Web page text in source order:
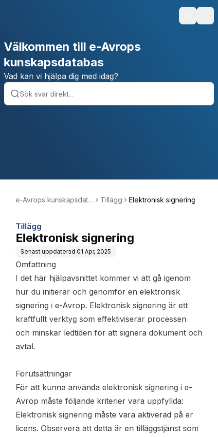
Search
Välkommen till e-Avrops
kunskapsdatabas
Vad kan vi hjälpa dig med idag?
e-Avrops kunskapsdata
Tillägg Elektronisk signering
Tillägg
Elektronisk signering
Senast uppdaterad 01 Apr, 2025
Omfattning
I det här hjälpavsnittet kommer vi att gå igenom
hur du initierar och genomför en elektronisk
signering i e-Avrop. Elektronisk signering är ett
kraftfullt verktyg som effektiviserar processen
och minskar ledtiden för att signera dokument och
avtal.
Förutsättningar
För att kunna använda elektronisk signering i e-
Avrop måste följande kriterier vara uppfyllda:
Elektronisk signering måste vara aktiverad på er
licens. Observera att detta är en tilläggstjänst som